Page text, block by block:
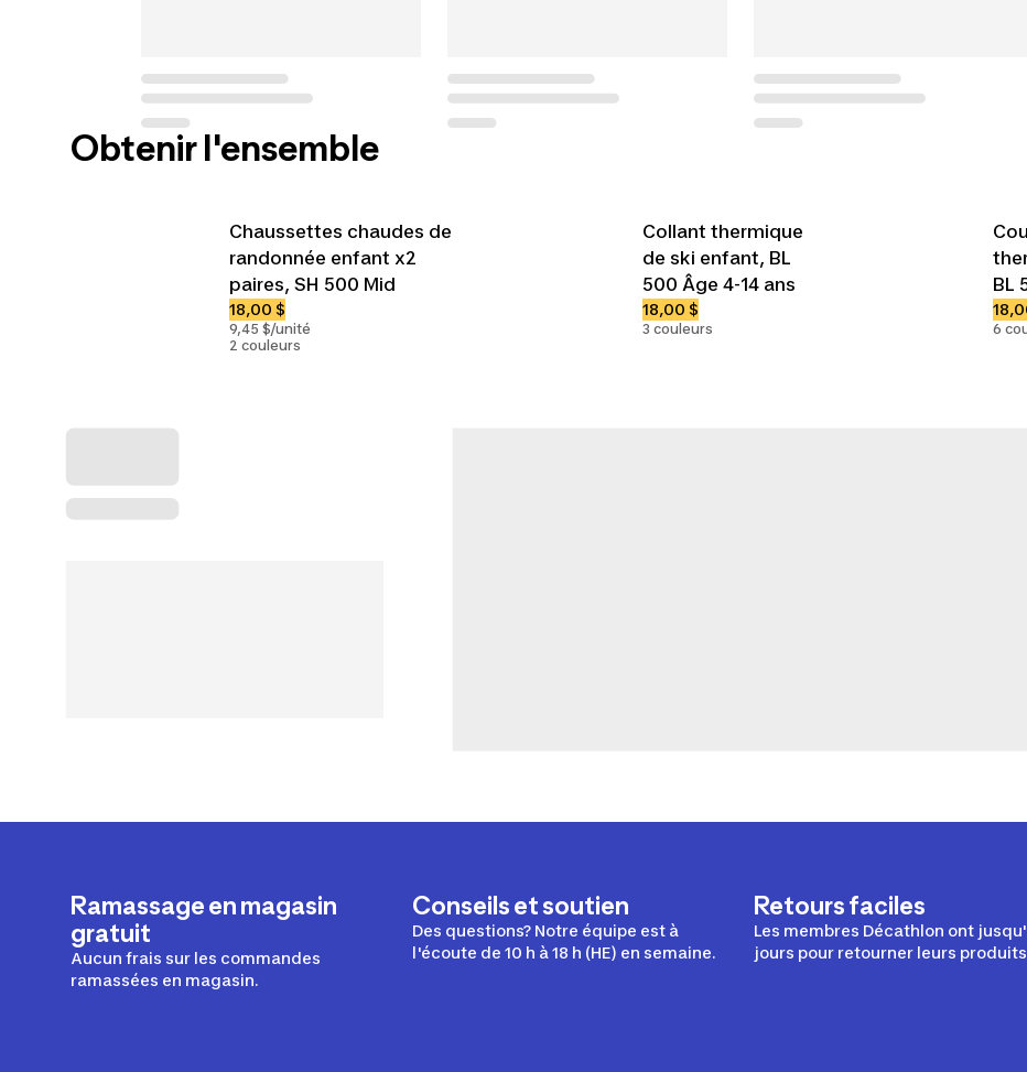
Obtenir l'ensemble
Chaussettes chaudes de
randonnée enfant x2
paires, SH 500 Mid
18,00 $
9,45 $/unité
2 couleurs
Collant thermique
de ski enfant, BL
500 Âge 4-14 ans
18,00 $
3 couleurs
BL
6
Ramassage en magasin
gratuit
Aucun frais sur les commandes
ramassées en magasin.
Conseils et soutien
Des questions? Notre équipe est à
l'écoute de 10 h à 18 h (HE) en semaine.
Retours faciles
Les membres Décathlon ont
jours pour retourner leurs